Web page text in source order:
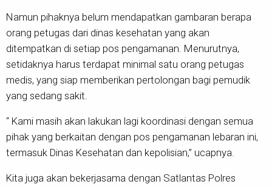
Namun pihaknya belum mendapatkan gambaran berapa
orang petugas dari dinas kesehatan yang akan
ditempatkan di setiap pos pengamanan. Menurutnya,
setidaknya harus terdapat minimal satu orang petugas
medis, yang siap memberikan pertolongan bagi pemudik
yang sedang sakit.
“ Kami masih akan lakukan lagi koordinasi dengan semua
pihak yang berkaitan dengan pos pengamanan lebaran ini,
termasuk Dinas Kesehatan dan kepolisian,” ucapnya.
Kita juga akan bekerjasama dengan Satlantas Polres